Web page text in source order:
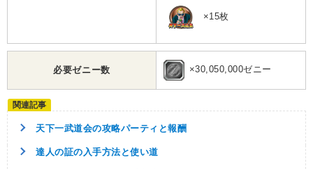
サイヤ人の血
限界突破
混血サイヤ人
急激な成長
・ATK+15%
【一致するリンクスキル(
×15枚
必要ゼニー数 ×30,050,000ゼニー
天下一武道会の攻略パーティと報酬
達人の証の入手方法と使い道